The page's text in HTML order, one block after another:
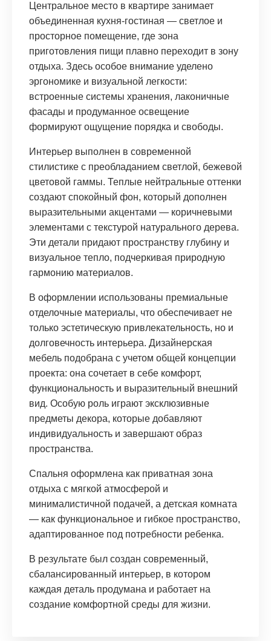
Центральное место в квартире занимает
объединенная кухня-гостиная — светлое и
просторное помещение, где зона
приготовления пищи плавно переходит в зону
отдыха. Здесь особое внимание уделено
эргономике и визуальной легкости:
встроенные системы хранения, лаконичные
фасады и продуманное освещение
формируют ощущение порядка и свободы.
Интерьер выполнен в современной
стилистике с преобладанием светлой, бежевой
цветовой гаммы. Теплые нейтральные оттенки
создают спокойный фон, который дополнен
выразительными акцентами — коричневыми
элементами с текстурой натурального дерева.
Эти детали придают пространству глубину и
визуальное тепло, подчеркивая природную
гармонию материалов.
В оформлении использованы премиальные
отделочные материалы, что обеспечивает не
только эстетическую привлекательность, но и
долговечность интерьера. Дизайнерская
мебель подобрана с учетом общей концепции
проекта: она сочетает в себе комфорт,
функциональность и выразительный внешний
вид. Особую роль играют эксклюзивные
предметы декора, которые добавляют
индивидуальность и завершают образ
пространства.
Спальня оформлена как приватная зона
отдыха с мягкой атмосферой и
минималистичной подачей, а детская комната
— как функциональное и гибкое пространство,
адаптированное под потребности ребенка.
В результате был создан современный,
сбалансированный интерьер, в котором
каждая деталь продумана и работает на
создание комфортной среды для жизни.